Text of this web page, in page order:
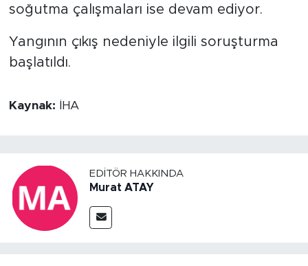
soğutma çalışmaları ise devam ediyor.
Yangının çıkış nedeniyle ilgili soruşturma
başlatıldı.
Kaynak: İHA
EDITÖR HAKKINDA
Murat ATAY